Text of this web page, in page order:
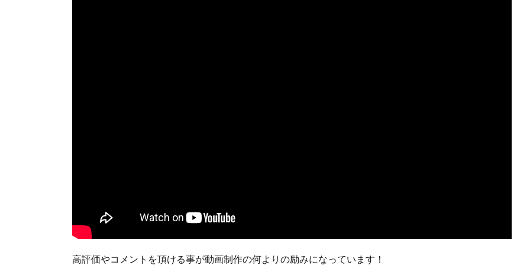
高評価やコメントを頂ける事が動画制作の何よりの励みになっています！